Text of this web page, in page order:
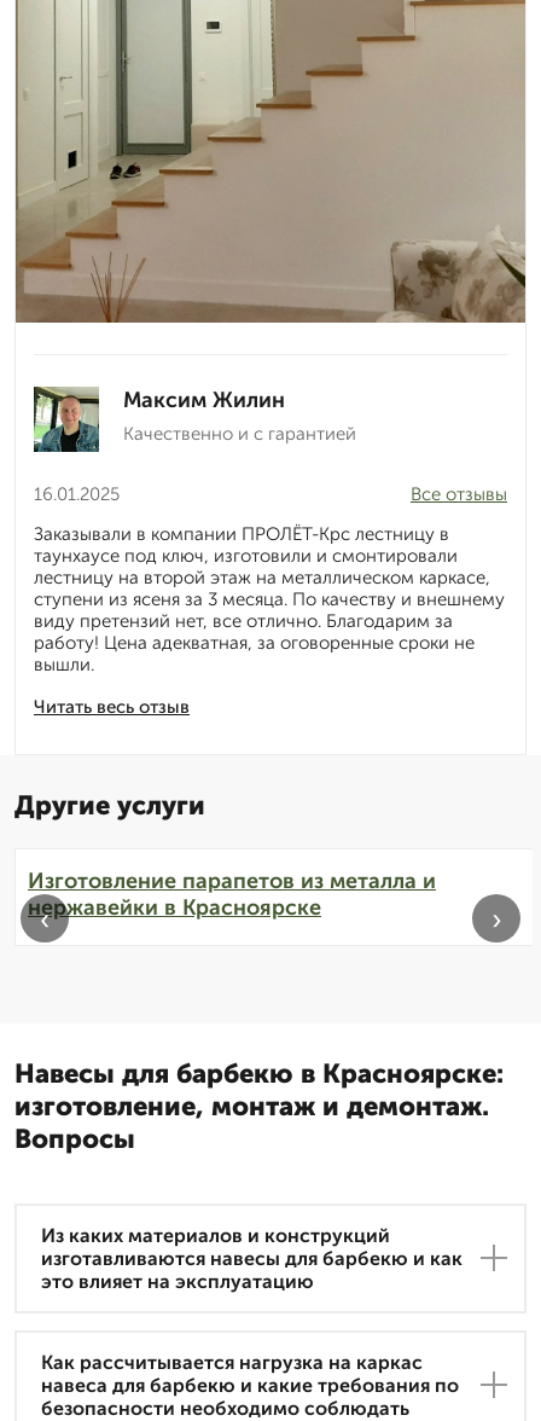
Максим Жилин
Качественно и с гарантией
16.01.2025
Читать весь отзыв
Все отзывы
Заказывали в компании ПРОЛЁТ-Крс лестницу в
таунхаусе под ключ, изготовили и смонтировали
лестницу на второй этаж на металлическом каркасе,
ступени из ясеня за 3 месяца. По качеству и внешнему
виду претензий нет, все отлично. Благодарим за
работу! Цена адекватная, за оговоренные сроки не
вышли.
Другие услуги
Изготовление парапетов из металла и
нержавейки в Красноярске
‹ ›
Навесы для барбекю в Красноярске:
изготовление, монтаж и демонтаж.
Вопросы
Из каких материалов и конструкций
изготавливаются навесы для барбекю и как
это влияет на эксплуатацию
Как рассчитывается нагрузка на каркас
навеса для барбекю и какие требования по
безопасности необходимо соблюдать